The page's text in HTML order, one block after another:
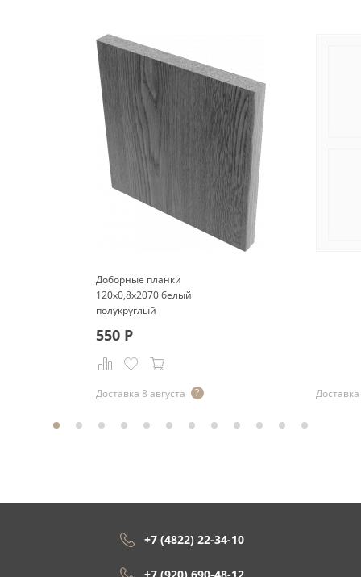
Доборные планки
120x0,8x2070 белый
полукруглый
550Р
Доставка 8 августа Доставка
+7 (4822) 22-34-10